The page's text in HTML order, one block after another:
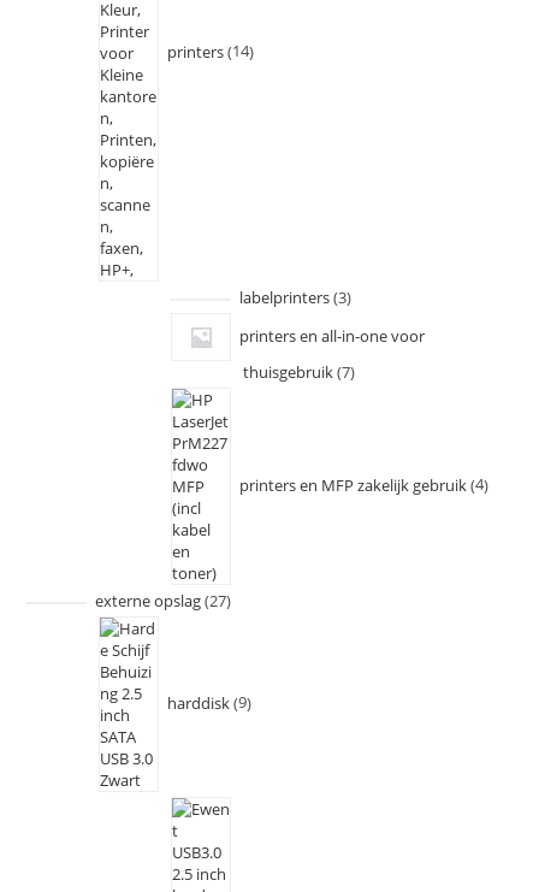
printers 14
labelprinters 3
printers en all-in-one voor
thuisgebruik 7
printers en MFP zakelijk gebruik 4
externe opslag 27
harddisk 9